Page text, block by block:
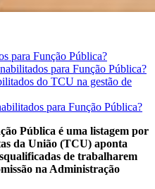
para Função Pública?
para Função Pública?
do TCU na gestão de
para Função Pública?
Pública é uma listagem por
da União (TCU) aponta
de trabalharem
na Administração